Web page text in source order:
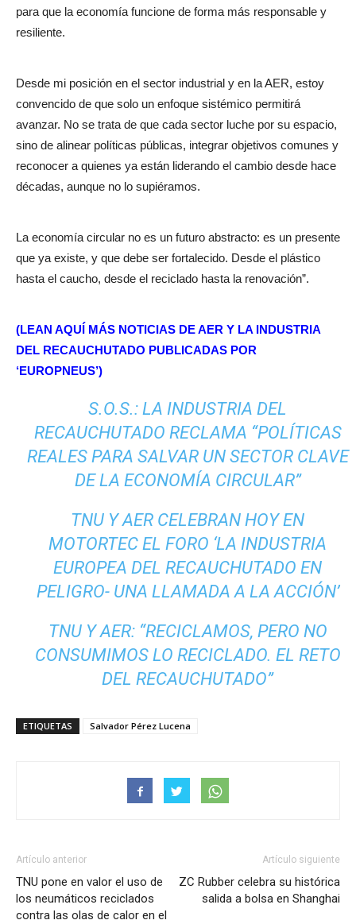
para que la economía funcione de forma más responsable y
resiliente.
Desde mi posición en el sector industrial y en la AER, estoy
convencido de que solo un enfoque sistémico permitirá
avanzar. No se trata de que cada sector luche por su espacio,
sino de alinear políticas públicas, integrar objetivos comunes y
reconocer a quienes ya están liderando el cambio desde hace
décadas, aunque no lo supiéramos.
La economía circular no es un futuro abstracto: es un presente
que ya existe, y que debe ser fortalecido. Desde el plástico
hasta el caucho, desde el reciclado hasta la renovación”.
(LEAN AQUÍ MÁS NOTICIAS DE AER Y LA INDUSTRIA
DEL RECAUCHUTADO PUBLICADAS POR
‘EUROPNEUS’)
S.O.S.: LA INDUSTRIA DEL
RECAUCHUTADO RECLAMA “POLÍTICAS
REALES PARA SALVAR UN SECTOR CLAVE
DE LA ECONOMÍA CIRCULAR”
TNU Y AER CELEBRAN HOY EN
MOTORTEC EL FORO ‘LA INDUSTRIA
EUROPEA DEL RECAUCHUTADO EN
PELIGRO- UNA LLAMADA A LA ACCIÓN’
TNU Y AER: “RECICLAMOS, PERO NO
CONSUMIMOS LO RECICLADO. EL RETO
DEL RECAUCHUTADO”
ETIQUETAS Salvador Pérez Lucena
Artículo anterior
TNU pone en valor el uso de
los neumáticos reciclados
contra las olas de calor en el
Artículo siguiente
ZC Rubber celebra su histórica
salida a bolsa en Shanghai